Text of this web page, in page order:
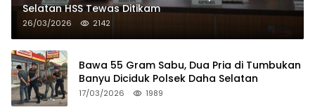
Selatan HSS Tewas Ditikam
26/03/2026 2142
Bawa 55 Gram Sabu, Dua Pria di Tumbukan
Banyu Diciduk Polsek Daha Selatan
17/03/2026 1989